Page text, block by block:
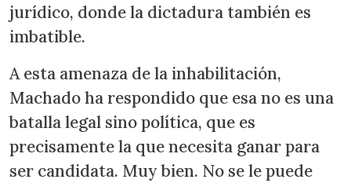
jurídico, donde la dictadura también es
imbatible.
A esta amenaza de la inhabilitación,
Machado ha respondido que esa no es una
batalla legal sino política, que es
precisamente la que necesita ganar para
ser candidata. Muy bien. No se le puede